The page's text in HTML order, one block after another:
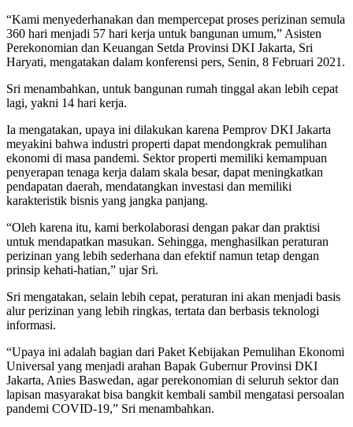
“Kami menyederhanakan dan mempercepat proses perizinan semula
360 hari menjadi 57 hari kerja untuk bangunan umum,” Asisten
Perekonomian dan Keuangan Setda Provinsi DKI Jakarta, Sri
Haryati, mengatakan dalam konferensi pers, Senin, 8 Februari 2021.
Sri menambahkan, untuk bangunan rumah tinggal akan lebih cepat
lagi, yakni 14 hari kerja.
Ia mengatakan, upaya ini dilakukan karena Pemprov DKI Jakarta
meyakini bahwa industri properti dapat mendongkrak pemulihan
ekonomi di masa pandemi. Sektor properti memiliki kemampuan
penyerapan tenaga kerja dalam skala besar, dapat meningkatkan
pendapatan daerah, mendatangkan investasi dan memiliki
karakteristik bisnis yang jangka panjang.
“Oleh karena itu, kami berkolaborasi dengan pakar dan praktisi
untuk mendapatkan masukan. Sehingga, menghasilkan peraturan
perizinan yang lebih sederhana dan efektif namun tetap dengan
prinsip kehati-hatian,” ujar Sri.
Sri mengatakan, selain lebih cepat, peraturan ini akan menjadi basis
alur perizinan yang lebih ringkas, tertata dan berbasis teknologi
informasi.
“Upaya ini adalah bagian dari Paket Kebijakan Pemulihan Ekonomi
Universal yang menjadi arahan Bapak Gubernur Provinsi DKI
Jakarta, Anies Baswedan, agar perekonomian di seluruh sektor dan
lapisan masyarakat bisa bangkit kembali sambil mengatasi persoalan
pandemi COVID-19,” Sri menambahkan.